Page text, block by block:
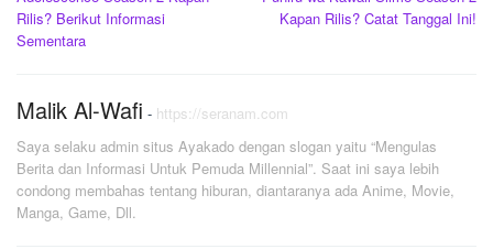
pos
Rilis? Berikut Informasi
Sementara
Kapan Rilis? Catat Tanggal Ini!
Malik Al-Wafi - https://seranam.com
Saya selaku admin situs Ayakado dengan slogan yaitu “Mengulas
Berita dan Informasi Untuk Pemuda Millennial”. Saat ini saya lebih
condong membahas tentang hiburan, diantaranya ada Anime, Movie,
Manga, Game, Dll.